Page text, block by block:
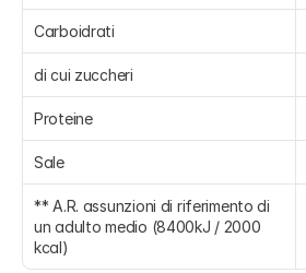
Carboidrati
di cui zuccheri
Proteine
Sale
** A.R. assunzioni di riferimento di
un adulto medio (8400kJ / 2000
kcal)